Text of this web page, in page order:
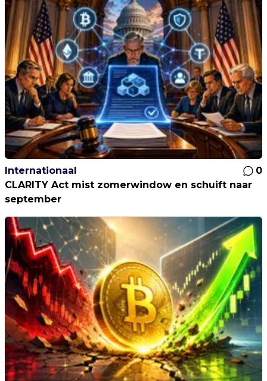
Internationaal
0
CLARITY Act mist zomerwindow en schuift naar
september